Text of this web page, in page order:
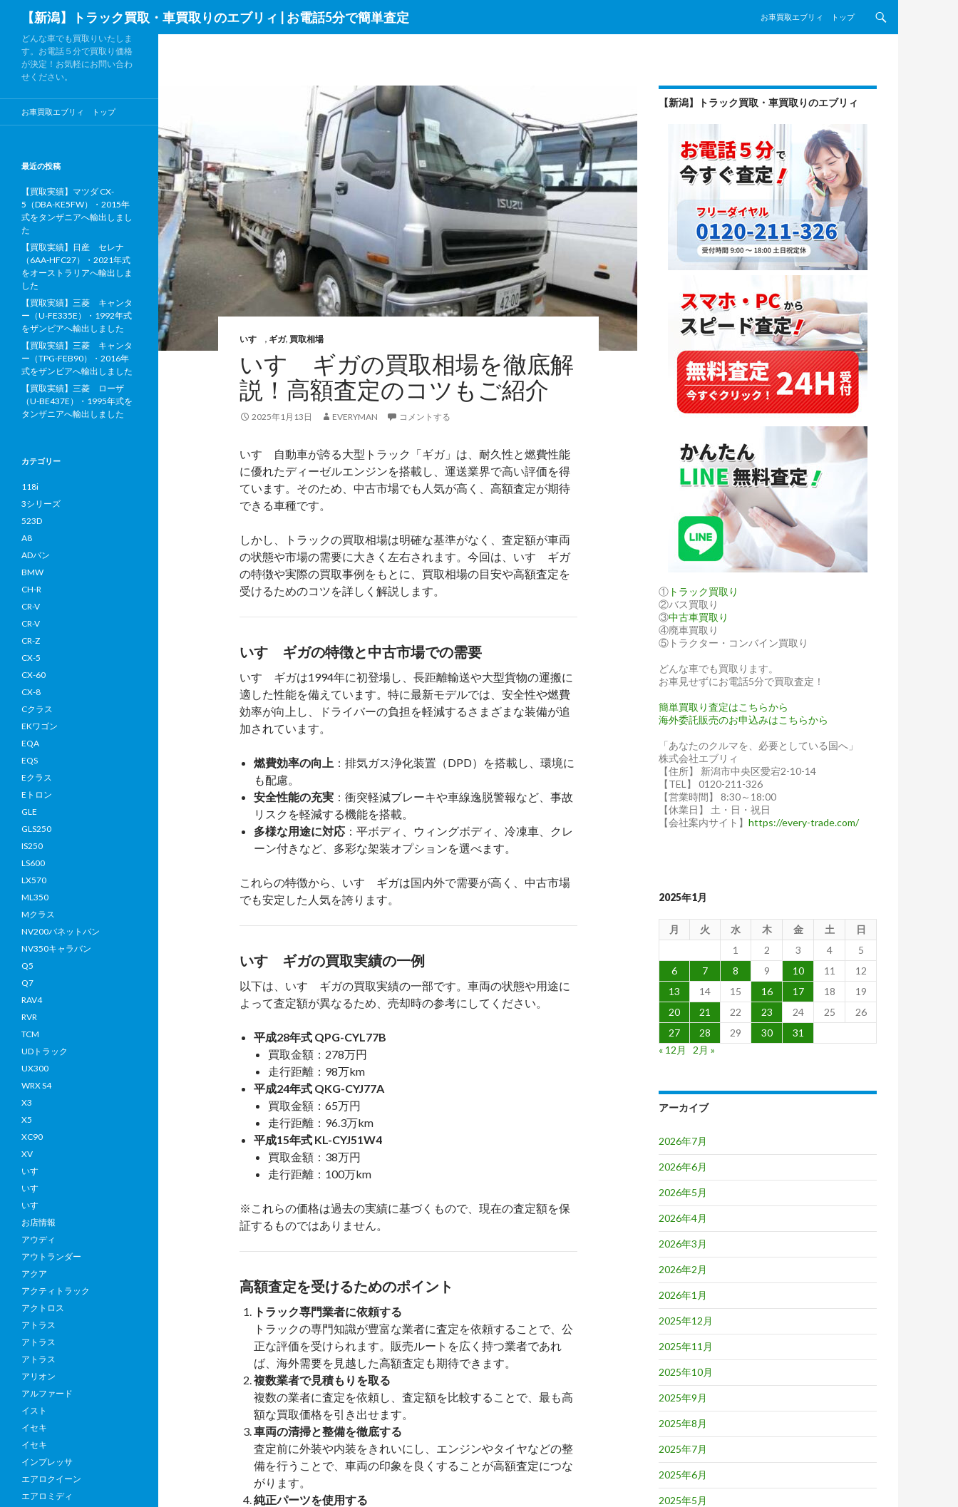
【新潟】トラック買取・車買取りのエブリィ | お電話5分で簡単査定
お車買取エブリィ トップ
いすゞ , ギガ, 買取相場
いすゞギガの買取相場を徹底解
説！高額査定のコツもご紹介
2025年1月13日 EVERYMAN コメントする
いすゞ自動車が誇る大型トラック「ギガ」は、耐久性と燃費性能
に優れたディーゼルエンジンを搭載し、運送業界で高い評価を得
ています。そのため、中古市場でも人気が高く、高額査定が期待
できる車種です。
しかし、トラックの買取相場は明確な基準がなく、査定額が車両
の状態や市場の需要に大きく左右されます。今回は、いすゞギガ
の特徴や実際の買取事例をもとに、買取相場の目安や高額査定を
受けるためのコツを詳しく解説します。
いすゞギガの特徴と中古市場での需要
いすゞギガは1994年に初登場し、長距離輸送や大型貨物の運搬に
適した性能を備えています。特に最新モデルでは、安全性や燃費
効率が向上し、ドライバーの負担を軽減するさまざまな装備が追
加されています。
燃費効率の向上 ：排気ガス浄化装置（DPD）を搭載し、環境に
も配慮。
安全性能の充実 ：衝突軽減ブレーキや車線逸脱警報など、事故
リスクを軽減する機能を搭載。
多様な用途に対応 ：平ボディ、ウィングボディ、冷凍車、クレ
ーン付きなど、多彩な架装オプションを選べます。
これらの特徴から、いすゞギガは国内外で需要が高く、中古市場
でも安定した人気を誇ります。
いすゞギガの買取実績の一例
以下は、いすゞギガの買取実績の一部です。車両の状態や用途に
よって査定額が異なるため、売却時の参考にしてください。
平成28年式 QPG-CYL77B
買取金額：278万円
走行距離：98万km
平成24年式 QKG-CYJ77A
買取金額：65万円
走行距離：96.3万km
平成15年式 KL-CYJ51W4
買取金額：38万円
走行距離：100万km
※これらの価格は過去の実績に基づくもので、現在の査定額を保
証するものではありません。
高額査定を受けるためのポイント
トラック専門業者に依頼する
トラックの専門知識が豊富な業者に査定を依頼することで、公
正な評価を受けられます。販売ルートを広く持つ業者であれ
ば、海外需要を見越した高額査定も期待できます。
複数業者で見積もりを取る
複数の業者に査定を依頼し、査定額を比較することで、最も高
額な買取価格を引き出せます。
車両の清掃と整備を徹底する
査定前に外装や内装をきれいにし、エンジンやタイヤなどの整
備を行うことで、車両の印象を良くすることが高額査定につな
がります。
純正パーツを使用する
【新潟】トラック買取・車買取りのエブリィ
① トラック買取り
②バス買取り
③中古車買取り
④廃車買取り
⑤トラクター・コンバイン買取り
どんな車でも買取ります。
お車見せずにお電話5分で買取査定！
簡単買取り査定はこちらから
海外委託販売のお申込みはこちらから
「あなたのクルマを、必要としている国へ」
株式会社エブリィ
【住所】 新潟市中央区愛宕2-10-14
【TEL】 0120-211-326
【営業時間】 8:30～18:00
【休業日】 土・日・祝日
【会社案内サイト】 https://every-trade.com/
2025年1月
月 火 水 木 金 土
日
1
2 3 4
5
6
7 8 9 10 11
12
13
14 15 16 17 18
19
20
21 22 23 24 25
26
27
28 29 30
31
« 12月
2月 »
アーカイブ
2026年7月
2026年6月
2026年5月
2026年4月
2026年3月
2026年2月
2026年1月
2025年12月
2025年11月
2025年10月
2025年9月
2025年8月
2025年7月
2025年6月
2025年5月
どんな車でも買取りいたしま
す。お電話５分で買取り価格
が決定！お気軽にお問い合わ
せください。
お車買取エブリィ トップ
最近の投稿
【買取実績】マツダ CX-
5（DBA-KE5FW）・2015年
式をタンザニアへ輸出しまし
た
【買取実績】日産 セレナ
（6AA-HFC27）・2021年式
をオーストラリアへ輸出しま
した
【買取実績】三菱 キャンタ
ー（U-FE335E）・1992年式
をザンビアへ輸出しました
【買取実績】三菱 キャンタ
ー（TPG-FEB90）・2016年
式をザンビアへ輸出しました
【買取実績】三菱 ローザ
（U-BE437E）・1995年式を
タンザニアへ輸出しました
カテゴリー
118i
3シリーズ
523D
A8
ADバン
BMW
CH-R
CR-V
CR-V
CR-Z
CX-5
CX-60
CX-8
Cクラス
EKワゴン
EQA
EQS
Eクラス
Eトロン
GLE
GLS250
IS250
LS600
LX570
ML350
Mクラス
NV200バネットバン
NV350キャラバン
Q5
Q7
RAV4
RVR
TCM
UDトラック
UX300
WRX S4
X3
X5
XC90
XV
いすゞ
いすゞ
いすゞ
お店情報
アウディ
アウトランダー
アクア
アクティトラック
アクトロス
アトラス
アトラス
アトラス
アリオン
アルファード
イスト
イセキ
イセキ
インプレッサ
エアロクイーン
エアロミディ